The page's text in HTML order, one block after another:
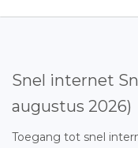
Snel internet
augustus 2026)
Toegang tot snel